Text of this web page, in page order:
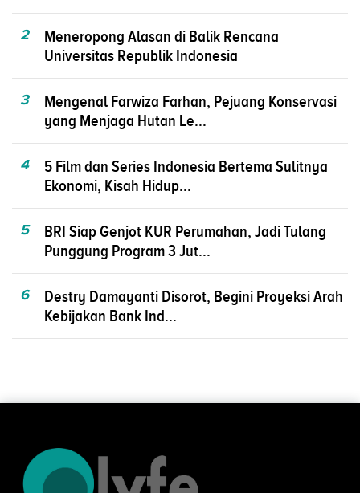
2
Meneropong Alasan di Balik Rencana
Universitas Republik Indonesia
3
Mengenal Farwiza Farhan, Pejuang Konservasi
yang Menjaga Hutan Le...
4
5 Film dan Series Indonesia Bertema Sulitnya
Ekonomi, Kisah Hidup...
5
BRI Siap Genjot KUR Perumahan, Jadi Tulang
Punggung Program 3 Jut...
6
Destry Damayanti Disorot, Begini Proyeksi Arah
Kebijakan Bank Ind...